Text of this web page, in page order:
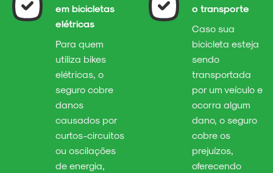
em bicicletas
elétricas
Para quem
utiliza bikes
elétricas, o
seguro cobre
danos
causados por
curtos-circuitos
ou oscilações
de energia,
o transporte
Caso sua
bicicleta esteja
sendo
transportada
por um veículo e
ocorra algum
dano, o seguro
cobre os
prejuízos,
oferecendo